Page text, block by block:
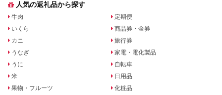
人気の返礼品から探す
牛肉
いくら
カニ
うなぎ
うに
米
果物・フルーツ
定期便
商品券・金券
旅行券
家電・電化製品
自転車
日用品
化粧品